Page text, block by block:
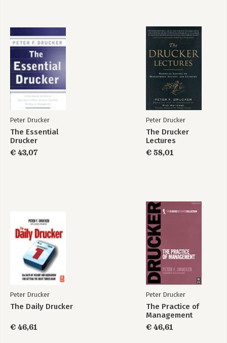
Peter Drucker
The Essential
Drucker
€ 43,07
Peter Drucker
The Drucker
Lectures
€ 58,01
Peter Drucker
The Daily Drucker
€ 46,61
Peter Drucker
The Practice of
Management
€ 46,61